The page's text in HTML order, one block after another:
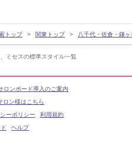
ミセスの標準スタイル一覧
トップ 関東トップ 八千代・佐倉・鎌
ンボード導入のご案内
ロン様はこちら
ーポリシー
利用規約
ヘルプ